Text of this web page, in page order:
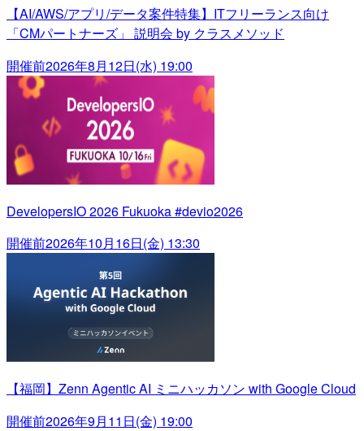
【AI/AWS/アプリ/データ案件特集】ITフリーランス向け
「CMパートナーズ」 説明会 by クラスメソッド
開催前2026年8月12日(水) 19:00
DevelopersIO 2026 Fukuoka #devio2026
開催前2026年10月16日(金) 13:30
【福岡】Zenn Agentic AI ミニハッカソン with Google Cloud
開催前2026年9月11日(金) 19:00